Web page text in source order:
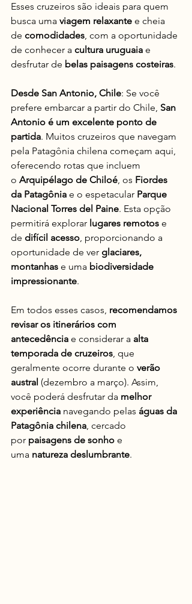
Esses cruzeiros são ideais para quem
busca uma viagem relaxante e cheia
de comodidades, com a oportunidade
de conhecer a cultura uruguaia e
desfrutar de belas paisagens costeiras.
Desde San Antonio, Chile: Se você
prefere embarcar a partir do Chile, San
Antonio é um excelente ponto de
partida. Muitos cruzeiros que navegam
pela Patagônia chilena começam aqui,
oferecendo rotas que incluem
o Arquipélago de Chiloé, os Fiordes
da Patagônia e o espetacular Parque
Nacional Torres del Paine. Esta opção
permitirá explorar lugares remotos e
de difícil acesso, proporcionando a
oportunidade de ver glaciares,
montanhas e uma biodiversidade
impressionante.
Em todos esses casos, recomendamos
revisar os itinerários com
antecedência e considerar a alta
temporada de cruzeiros, que
geralmente ocorre durante o verão
austral (dezembro a março). Assim,
você poderá desfrutar da melhor
experiência navegando pelas águas da
Patagônia chilena, cercado
por paisagens de sonho e
uma natureza deslumbrante.